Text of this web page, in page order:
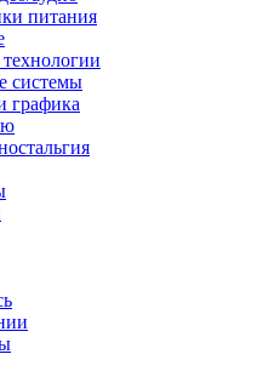
питания
системы
графика